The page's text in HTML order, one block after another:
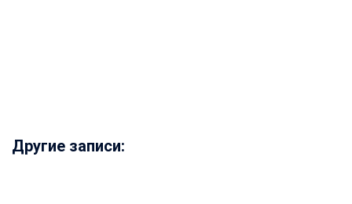
Другие записи: